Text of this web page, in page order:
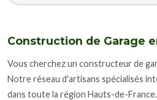
Construction de Garage
Vous cherchez un constructeur de
Notre réseau d'artisans spécialisés
dans toute la région Hauts-de-